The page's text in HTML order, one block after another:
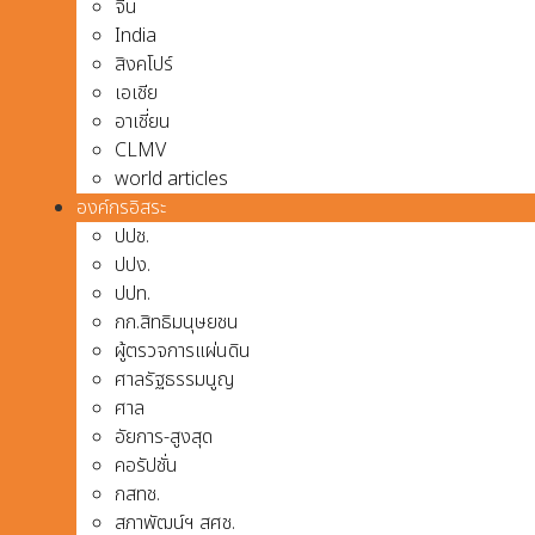
จีน
India
สิงคโปร์
เอเชีย
อาเชี่ยน
CLMV
world articles
องค์กรอิสระ
ปปช.
ปปง.
ปปท.
กก.สิทธิมนุษยชน
ผู้ตรวจการแผ่นดิน
ศาลรัฐธรรมนูญ
ศาล
อัยการ-สูงสุด
คอรัปชั่น
กสทช.
สภาพัฒน์ฯ สศช.